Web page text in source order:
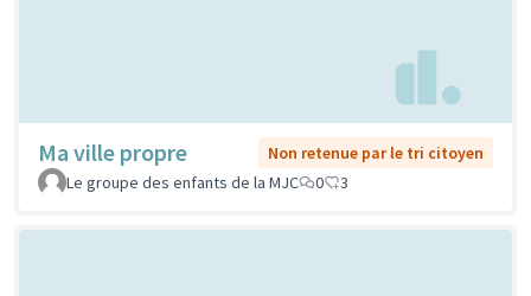
Ma ville propre
Non retenue par le tri citoyen
Le groupe des enfants de la MJC
0 3